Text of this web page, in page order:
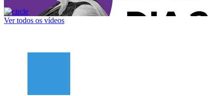
Ver todos os vídeos